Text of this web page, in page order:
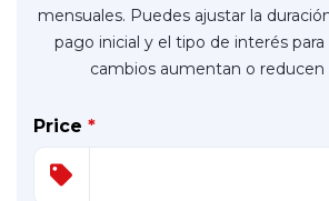
mensuales. Puedes ajustar la
pago inicial y el tipo de interés
cambios aumentan o reducen
Price *